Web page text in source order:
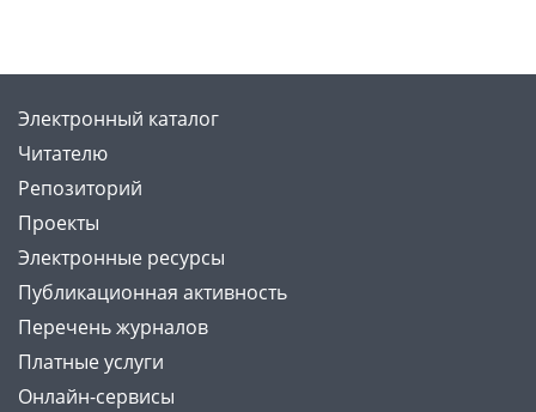
Электронный каталог
Читателю
Репозиторий
Проекты
Электронные ресурсы
Публикационная активность
Перечень журналов
Платные услуги
Онлайн-сервисы